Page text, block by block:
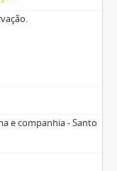
e companhia - Santo